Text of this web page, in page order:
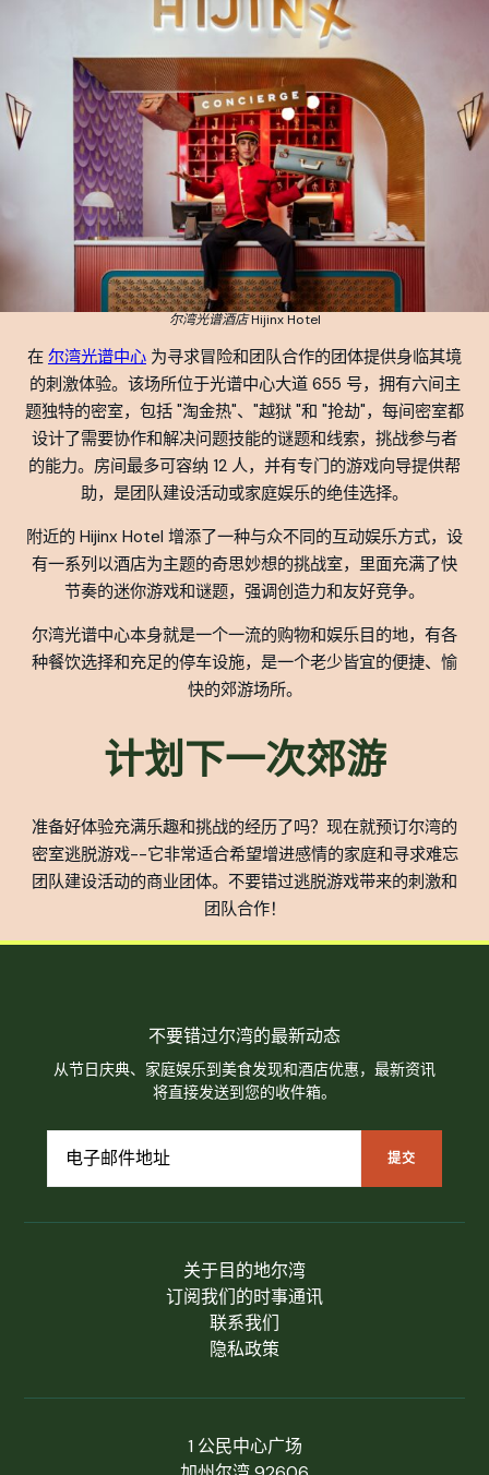
尔湾光谱酒店 Hijinx Hotel
在 尔湾光谱中心 为寻求冒险和团队合作的团体提供身临其境
的刺激体验。该场所位于光谱中心大道 655 号，拥有六间主
题独特的密室，包括 "淘金热"、"越狱 "和 "抢劫"，每间密室都
设计了需要协作和解决问题技能的谜题和线索，挑战参与者
的能力。房间最多可容纳 12 人，并有专门的游戏向导提供帮
助，是团队建设活动或家庭娱乐的绝佳选择。
附近的 Hijinx Hotel 增添了一种与众不同的互动娱乐方式，设
有一系列以酒店为主题的奇思妙想的挑战室，里面充满了快
节奏的迷你游戏和谜题，强调创造力和友好竞争。
尔湾光谱中心本身就是一个一流的购物和娱乐目的地，有各
种餐饮选择和充足的停车设施，是一个老少皆宜的便捷、愉
快的郊游场所。
计划下一次郊游
准备好体验充满乐趣和挑战的经历了吗？现在就预订尔湾的
密室逃脱游戏--它非常适合希望增进感情的家庭和寻求难忘
团队建设活动的商业团体。不要错过逃脱游戏带来的刺激和
团队合作！
关于目的地尔湾
订阅我们的时事通讯
联系我们
隐私政策
1 公民中心广场
不要错过尔湾的最新动态
从节日庆典、家庭娱乐到美食发现和酒店优惠，最新资讯
将直接发送到您的收件箱。